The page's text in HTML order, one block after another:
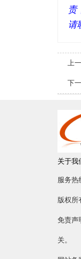
责
请
上
下
关于我
服务热
版权所
免责声
关。